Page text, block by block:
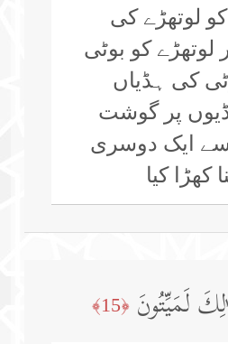
لوتھڑے کی
کو بوٹی
کی ہڈیاں
پر گوشت
اسے ایک دوسری
کیا
لَمَیِّتُونَ ﴿15﴾